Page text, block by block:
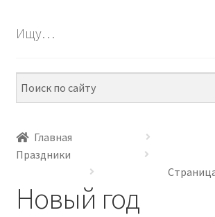
ПО НАВЫКАМ
МЕТОДИКИ
АРТ СТУДИЯ
Ищу…
Главная
Праздники
Новый год